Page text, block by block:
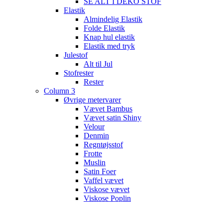
Elastik
Almindelig Elastik
Folde Elastik
Knap hul elastik
Elastik med tryk
Julestof
Alt til Jul
Stofrester
Rester
Column 3
Øvrige metervarer
Vævet Bambus
Vævet satin Shiny
Velour
Denmin
Regntøjsstof
Frotte
Muslin
Satin Foer
Vaffel vævet
Viskose vævet
Viskose Poplin